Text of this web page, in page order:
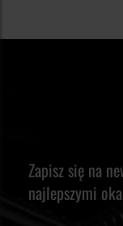
Zapisz się na
najlepszymi